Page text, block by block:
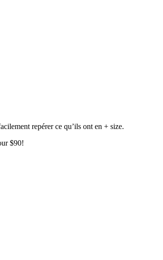
repérer ce qu’ils ont en + size.
$90!